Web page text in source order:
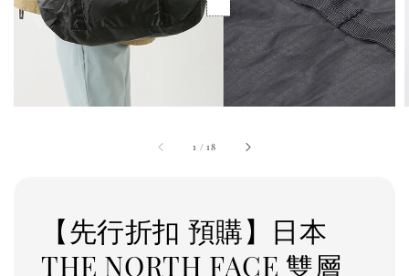
1 /18
【先行折扣 預購】日本
THE NORTH FACE 雙層